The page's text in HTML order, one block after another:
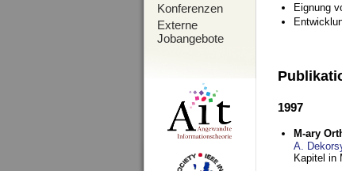
Konferenzen
Externe
Jobangebote
Eignung
1997
M-ary
A.
Kapitel in